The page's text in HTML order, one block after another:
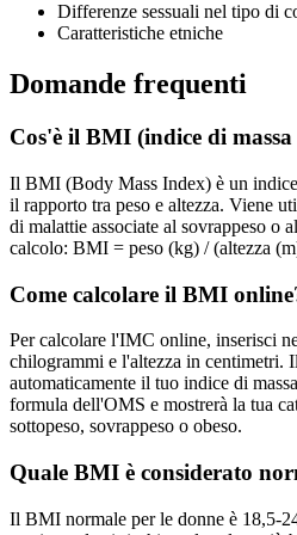
Differenze sessuali nel tipo di
Caratteristiche etniche
Domande frequenti
Cos'è il BMI (indice di
Il BMI (Body Mass Index) è un indice
il rapporto tra peso e altezza. Viene
di malattie associate al sovrappeso o
calcolo: BMI = peso (kg) / (altezza
Come calcolare il BMI
Per calcolare l'IMC online, inserisci
chilogrammi e l'altezza in centimetri.
automaticamente il tuo indice di
formula dell'OMS e mostrerà la tua
sottopeso, sovrappeso o obeso.
Quale BMI è considerato
Il BMI normale per le donne è 18,5-